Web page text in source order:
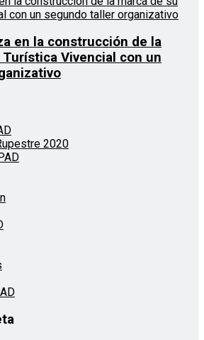
en la construcción de la
Vivencial con un
2020